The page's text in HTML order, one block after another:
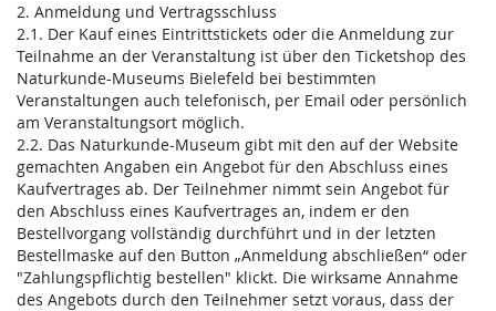
2. Anmeldung und Vertragsschluss
2.1. Der Kauf eines Eintrittstickets oder die Anmeldung zur
Teilnahme an der Veranstaltung ist über den Ticketshop des
Naturkunde-Museums Bielefeld bei bestimmten
Veranstaltungen auch telefonisch, per Email oder persönlich
am Veranstaltungsort möglich.
2.2. Das Naturkunde-Museum gibt mit den auf der Website
gemachten Angaben ein Angebot für den Abschluss eines
Kaufvertrages ab. Der Teilnehmer nimmt sein Angebot für
den Abschluss eines Kaufvertrages an, indem er den
Bestellvorgang vollständig durchführt und in der letzten
Bestellmaske auf den Button „Anmeldung abschließen“ oder
"Zahlungspflichtig bestellen" klickt. Die wirksame Annahme
des Angebots durch den Teilnehmer setzt voraus, dass der